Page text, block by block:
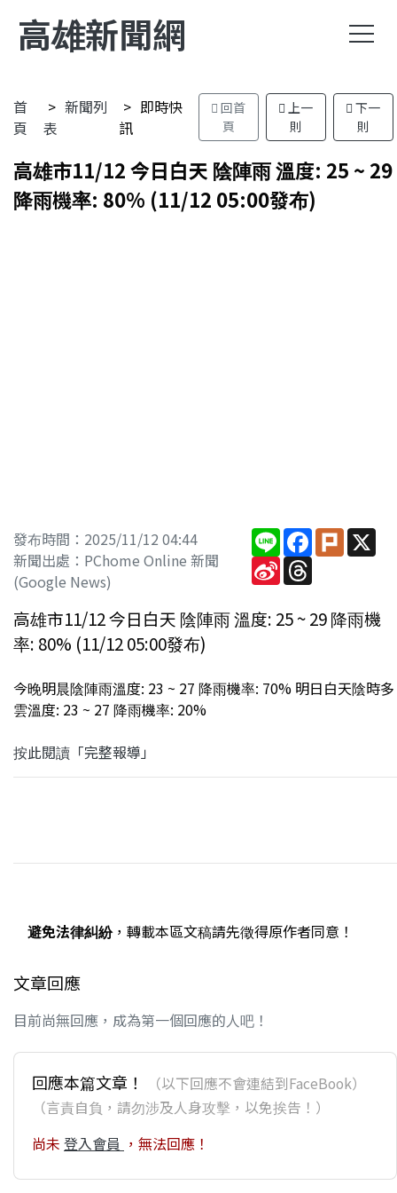
高雄新聞網
首
頁
新聞列
表
即時快
訊
回首
頁
上一
則
下一
則
高雄市11/12 今日白天 陰陣雨 溫度: 25 ~ 29
降雨機率: 80% (11/12 05:00發布)
發布時間：2025/11/12 04:44
新聞出處：PChome Online 新聞
(Google News)
LineFacebook
PlurkX
Sina
Weibo
Threads
高雄市11/12 今日白天 陰陣雨 溫度: 25 ~ 29 降雨機
率: 80% (11/12 05:00發布)
今晚明晨陰陣雨溫度: 23 ~ 27 降雨機率: 70% 明日白天陰時多
雲溫度: 23 ~ 27 降雨機率: 20%
按此閱讀「完整報導」
避免法律糾紛，轉載本區文稿請先徵得原作者同意！
文章回應
目前尚無回應，成為第一個回應的人吧！
回應本篇文章！
（以下回應不會連結到FaceBook）
（言責自負，請勿涉及人身攻擊，以免挨告！）
尚未 登入會員 ，無法回應！